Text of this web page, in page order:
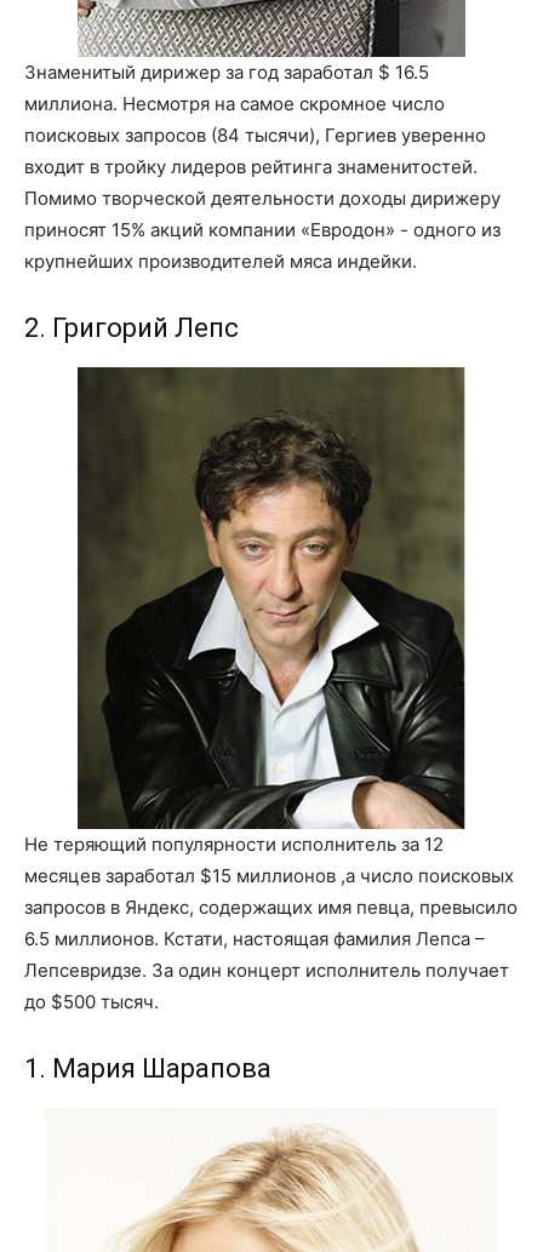
Знаменитый дирижер за год заработал $ 16.5
миллиона. Несмотря на самое скромное число
поисковых запросов (84 тысячи), Гергиев уверенно
входит в тройку лидеров рейтинга знаменитостей.
Помимо творческой деятельности доходы дирижеру
приносят 15% акций компании «Евродон» - одного из
крупнейших производителей мяса индейки.
2. Григорий Лепс
Не теряющий популярности исполнитель за 12
месяцев заработал $15 миллионов ,а число поисковых
запросов в Яндекс, содержащих имя певца, превысило
6.5 миллионов. Кстати, настоящая фамилия Лепса –
Лепсевридзе. За один концерт исполнитель получает
до $500 тысяч.
1. Мария Шарапова